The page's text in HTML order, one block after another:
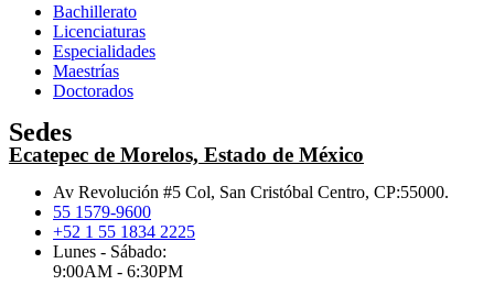
Bachillerato
Licenciaturas
Especialidades
Maestrías
Doctorados
Sedes
Ecatepec de Morelos, Estado de México
Av Revolución #5 Col, San Cristóbal Centro, CP:55000.
55 1579-9600
+52 1 55 1834 2225
Lunes - Sábado:
9:00AM - 6:30PM